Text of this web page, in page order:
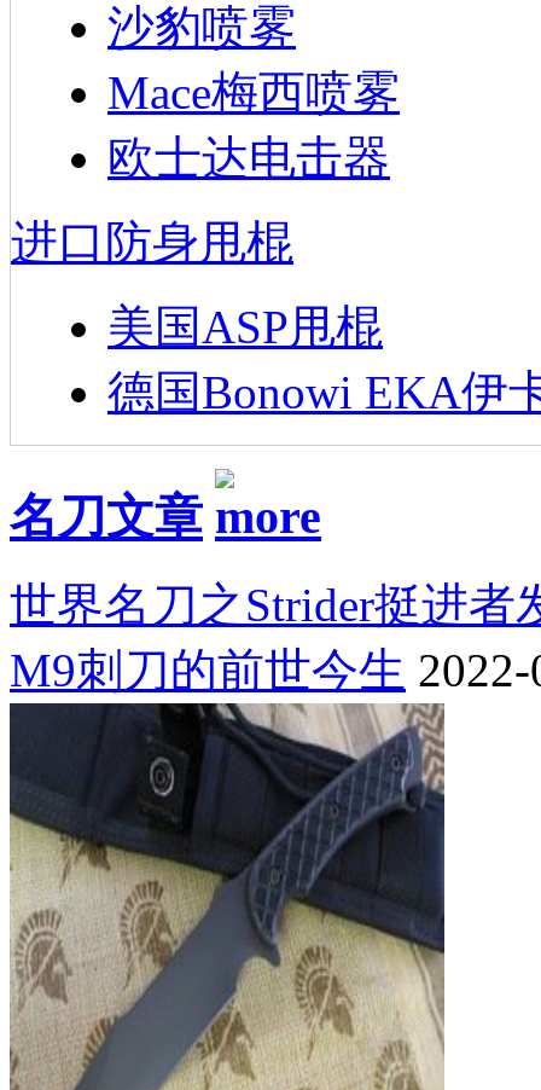
沙豹喷雾
Mace梅西喷雾
欧士达电击器
进口防身甩棍
美国ASP甩棍
德国Bonowi EKA伊
名刀文章
世界名刀之Strider挺进者
M9刺刀的前世今生